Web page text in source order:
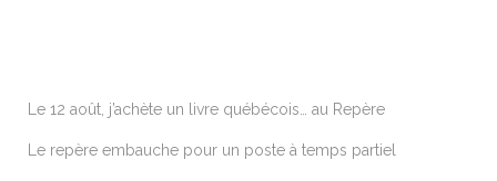
Le 12 août, j’achète un livre québécois… au Repère
Le repère embauche pour un poste à temps partiel